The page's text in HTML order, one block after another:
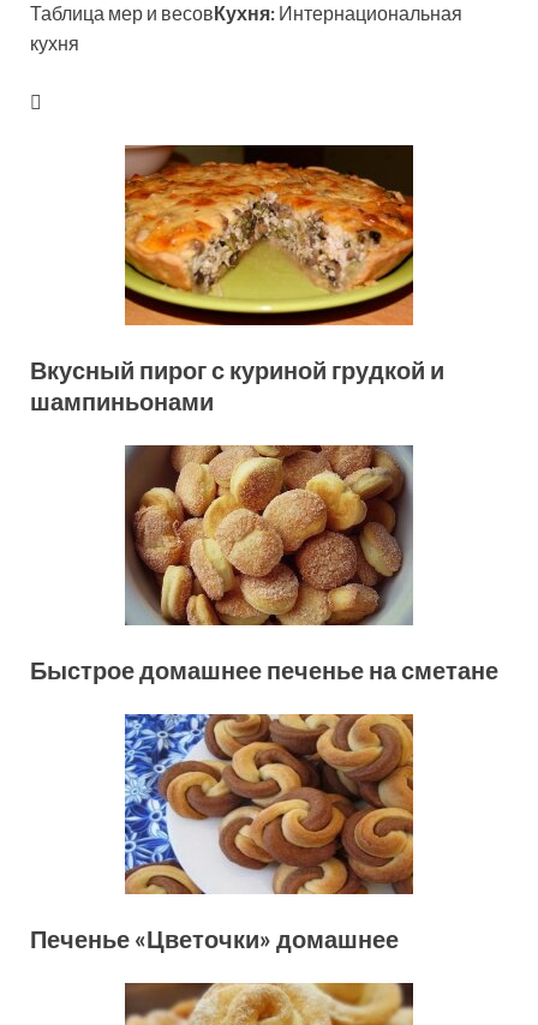
Таблица мер и весовКухня: Интернациональная
кухня
Вкусный пирог с куриной грудкой и
шампиньонами
Быстрое домашнее печенье на сметане
Печенье «Цветочки» домашнее